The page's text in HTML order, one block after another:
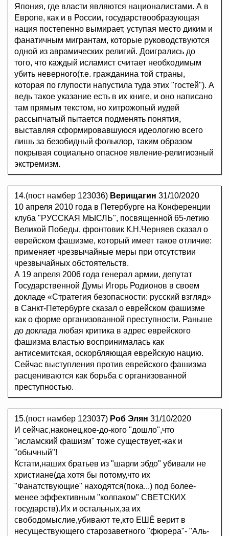
Япония, где власти являются националистами. А в
Европе, как и в России, государствообразующая
нация постепенно вымирает, уступая место диким и
фанатичным мигрантам, которые руководствуются
одной из аврамических религий. Доигрались до
того, что каждый исламист считает необходимым
убить неверного(т.е. гражданина той страны,
которая по глупости напустила туда этих "гостей"). А
ведь такое указание есть в их книге, и оно написано
там прямым текстом, но хитрожопый иудей
рассыпчатый пытается подменять понятия,
выставляя сформировавшуюся идеологию всего
лишь за безобидный фольклор, таким образом
покрывая социально опасное явление-религиозный
экстремизм.
14.(пост намбер 123036) Верищагин 31/10/2020
10 апреля 2010 года в Петербурге на Конференции
клуба "РУССКАЯ МЫСЛЬ", посвященной 65-летию
Великой Победы, фронтовик К.Н.Черняев сказал о
еврейском фашизме, который имеет такое отличие:
применяет чрезвычайные меры при отсутствии
чрезвычайных обстоятельств.
А 19 апреля 2006 года генерал армии, депутат
Государственной Думы Игорь Родионов в своем
докладе «Стратегия безопасности: русский взгляд»
в Санкт-Петербурге сказал о еврейском фашизме
как о форме организованной преступности. Раньше
до доклада любая критика в адрес еврейского
фашизма властью воспринималась как
антисемитская, оскорбляющая еврейскую нацию.
Сейчас выступления против еврейского фашизма
расцениваются как борьба с организованной
преступностью.
15.(пост намбер 123037) Роб Элян 31/10/2020
И сейчас,наконец,кое-до-кого "дошло",что
"исламский фашизм" тоже существует,-как и
"обычный"!
Кстати,наших братьев из "шарли эбдо" убивали не
христиане(да хотя бы потому,что их
"Фанатствующие" находятся(пока...) под более-
менее эффективным "колпаком" СВЕТСКИХ
государств).Их и остальных,за их
свободомыслие,убивают те,кто ЕШЁ верит в
несуществующего старозаветного "фюрера"- "Аль-